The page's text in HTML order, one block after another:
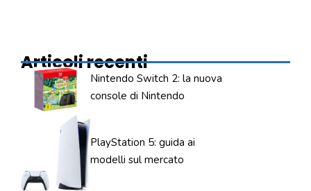
Articoli recenti
Nintendo Switch 2: la nuova
console di Nintendo
PlayStation 5: guida ai
modelli sul mercato